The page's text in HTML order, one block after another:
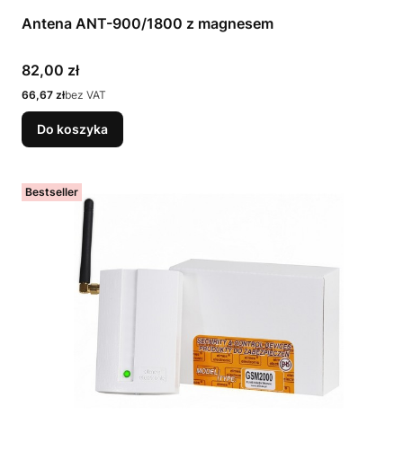
Antena ANT-900/1800 z magnesem
Cena
82,00 zł
Cena
66,67 złbez VAT
Do koszyka
Bestseller